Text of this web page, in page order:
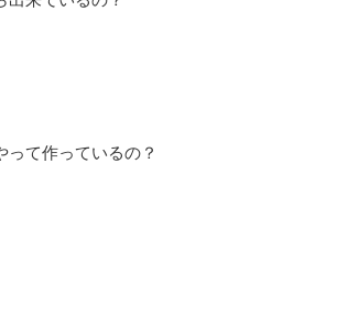
って作っているの？